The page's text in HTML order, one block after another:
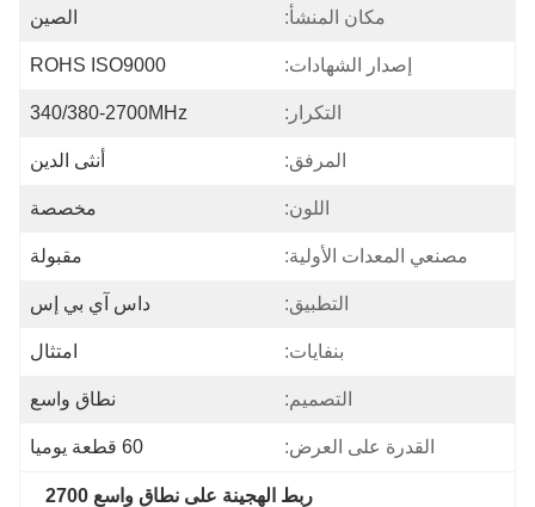
مكان المنشأ: الصين
إصدار الشهادات: ROHS ISO9000
التكرار: 340/380-2700MHz
المرفق: أنثى الدين
اللون: مخصصة
مصنعي المعدات الأولية: مقبولة
التطبيق: داس آي بي إس
بنفايات: امتثال
التصميم: نطاق واسع
القدرة على العرض: 60 قطعة يوميا